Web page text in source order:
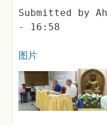
Submitted by
- 16:58
图片